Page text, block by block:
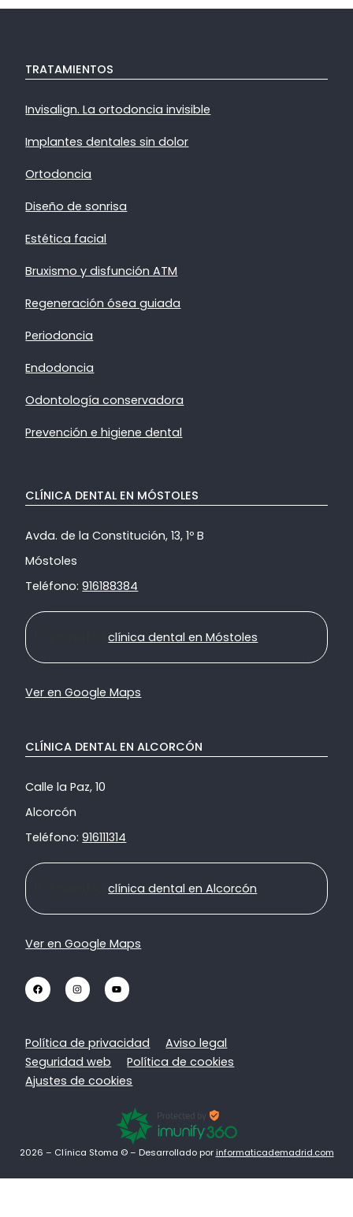
TRATAMIENTOS
Invisalign. La ortodoncia invisible
Implantes dentales sin dolor
Ortodoncia
Diseño de sonrisa
Estética facial
Bruxismo y disfunción ATM
Regeneración ósea guiada
Periodoncia
Endodoncia
Odontología conservadora
Prevención e higiene dental
CLÍNICA DENTAL EN MÓSTOLES
Avda. de la Constitución, 13, 1º B
Móstoles
Teléfono:916188384
Ir a nuestraclínica dental en Móstoles
Ver en Google Maps
CLÍNICA DENTAL EN ALCORCÓN
Calle la Paz, 10
Alcorcón
Teléfono:916111314
Ir a nuestraclínica dental en Alcorcón
Ver en Google Maps
Política de privacidad
Aviso legal
Seguridad web
Política de cookies
Ajustes de cookies
2026 – Clínica Stoma © – Desarrollado porinformaticademadrid.com